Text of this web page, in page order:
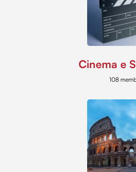
Cinema e
108